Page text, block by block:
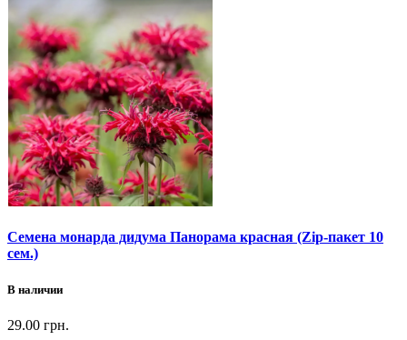
Семена монарда дидума Панорама красная (Zip-пакет 10
сем.)
В наличии
29.00 грн.